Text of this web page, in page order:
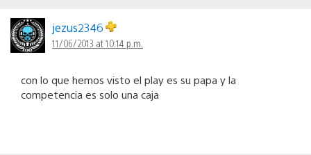
jezus2346
11/06/2013 at 10:14 p.m.
con lo que hemos visto el play es su papa y la
competencia es solo una caja